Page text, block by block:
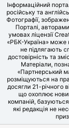
Інформаційний
російську та
Фотографії,
Порталі,
умовах ліцензії
«РБК-Україна» може
не підлягають
достовірність та
Матеріали,
«Партнерський
розміщуються на
досягли 21-річного
що охоплює
компаній, базуються
які редакція не